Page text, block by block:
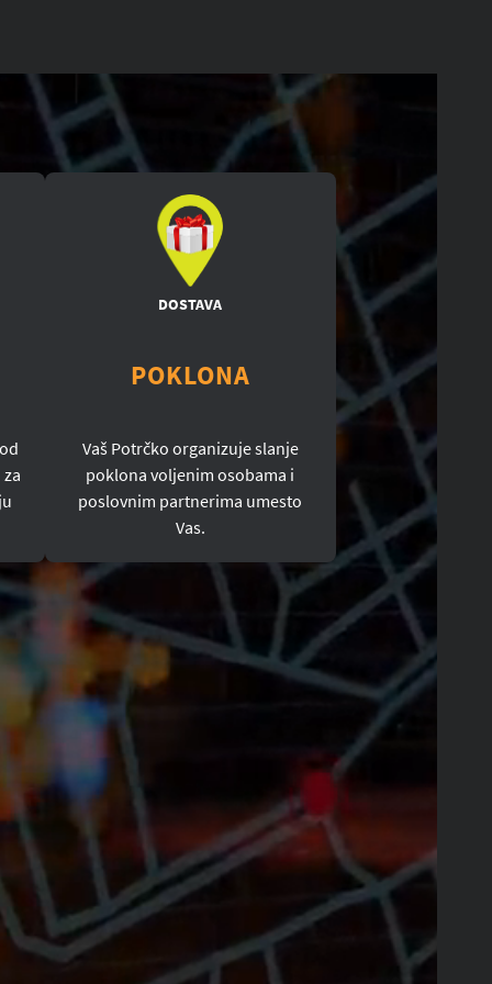
DOSTAVA
POKLONA
Vaš Potrčko organizuje slanje
poklona voljenim osobama i
poslovnim partnerima umesto
Vas.